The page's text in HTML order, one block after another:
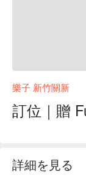
樂子 新竹關新
訂位｜贈
詳細を見る